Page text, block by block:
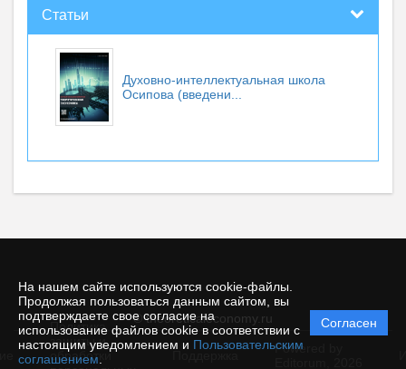
На нашем сайте используются cookie-файлы.
Продолжая пользоваться данным сайтом, вы
подтверждаете свое согласие на
использование файлов cookie в соответствии с
настоящим уведомлением и Пользовательским
соглашением
Согласен
Статьи
Духовно-интеллектуальная школа
Осипова (введени...
© theoreticaleconomy.ru
Политика
защиты и
обработки
Powered by